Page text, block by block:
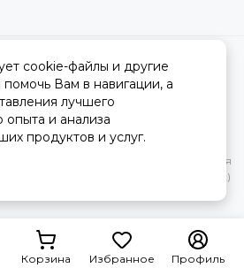
SALE.Карта сайта
товаров и услуг, носит
и ни при каких условиях не является
положениями Статьи 437(2)
Корзина Избранное Профиль
cookie-файлы и другие
помочь Вам в навигации, а
лучшего
опыта и анализа
продуктов и услуг.